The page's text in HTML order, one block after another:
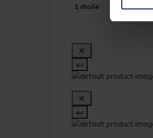
1 étoile